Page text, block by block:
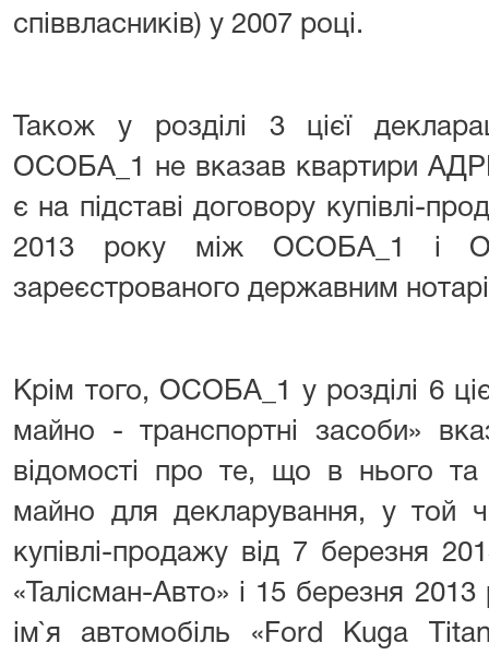
співвласників) у 2007 році.
Також у розділі 3 цієї
ОСОБА_1 не вказав квартири
є на підставі договору купівлі-
2013 року між ОСОБА_1 і
зареєстрованого державним
Крім того, ОСОБА_1 у розділі 6
майно - транспортні засоби»
відомості про те, що в нього та
майно для декларування, у той
купівлі-продажу від 7 березня
«Талісман-Авто» і 15 березня
ім`я автомобіль «Ford Kuga